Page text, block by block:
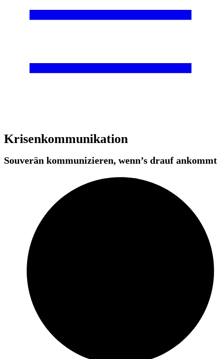
Krisen­kommunikation
Souverän kommunizieren, wenn’s drauf ankommt